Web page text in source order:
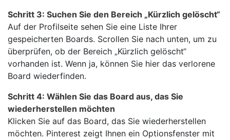
Schritt 3: Suchen Sie den Bereich „Kürzlich gelöscht“
Auf der Profilseite sehen Sie eine Liste Ihrer
gespeicherten Boards. Scrollen Sie nach unten, um zu
überprüfen, ob der Bereich „Kürzlich gelöscht“
vorhanden ist. Wenn ja, können Sie hier das verlorene
Board wiederfinden.
Schritt 4: Wählen Sie das Board aus, das Sie
wiederherstellen möchten
Klicken Sie auf das Board, das Sie wiederherstellen
möchten. Pinterest zeigt Ihnen ein Optionsfenster mit